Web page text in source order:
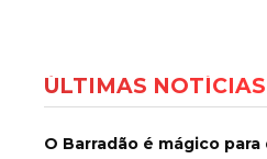
ÚLTIMAS NOTÍCIAS
O Barradão é mágico